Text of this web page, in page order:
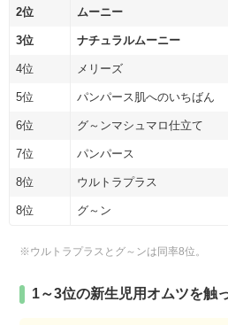
2位 ムーニー
3位 ナチュラルムーニー
4位 メリーズ
5位 パンパース肌へのいちばん
6位 グ～ンマシュマロ仕立て
7位 パンパース
8位 ウルトラプラス
8位 グ～ン
※ウルトラプラスとグ～ンは同率8位。
1～3位の新生児用オムツを触